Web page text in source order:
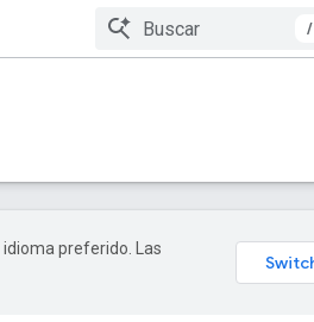
/
preferido. Las